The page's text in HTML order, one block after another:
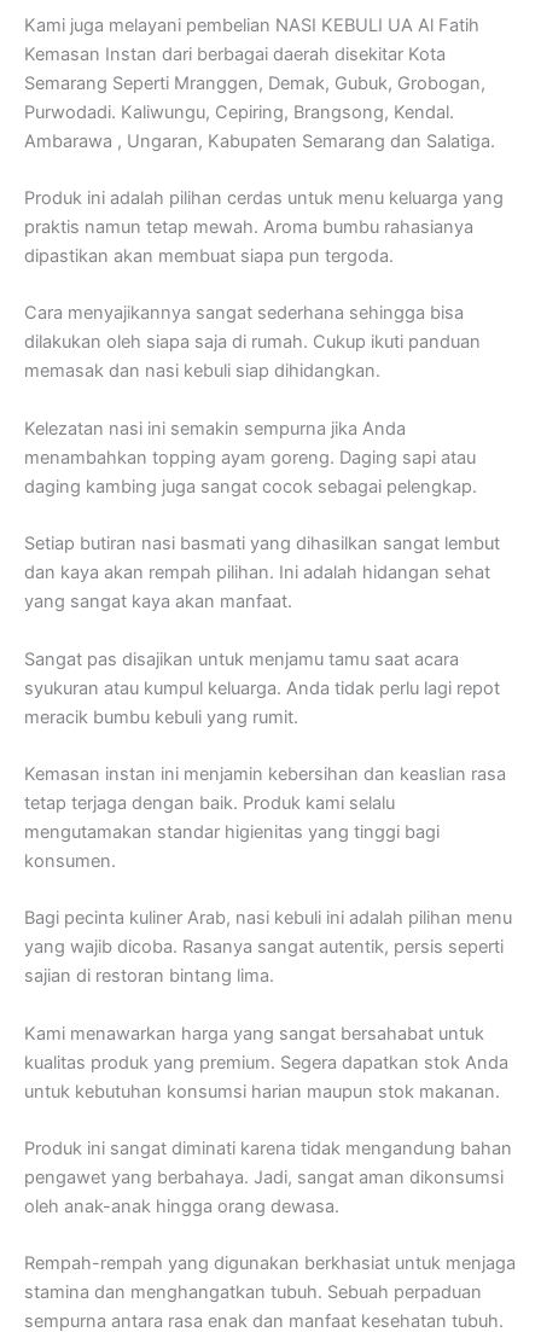
Kami juga melayani pembelian NASI KEBULI UA Al Fatih
Kemasan Instan dari berbagai daerah disekitar Kota
Semarang Seperti Mranggen, Demak, Gubuk, Grobogan,
Purwodadi. Kaliwungu, Cepiring, Brangsong, Kendal.
Ambarawa , Ungaran, Kabupaten Semarang dan Salatiga.
Produk ini adalah pilihan cerdas untuk menu keluarga yang
praktis namun tetap mewah. Aroma bumbu rahasianya
dipastikan akan membuat siapa pun tergoda.
Cara menyajikannya sangat sederhana sehingga bisa
dilakukan oleh siapa saja di rumah. Cukup ikuti panduan
memasak dan nasi kebuli siap dihidangkan.
Kelezatan nasi ini semakin sempurna jika Anda
menambahkan topping ayam goreng. Daging sapi atau
daging kambing juga sangat cocok sebagai pelengkap.
Setiap butiran nasi basmati yang dihasilkan sangat lembut
dan kaya akan rempah pilihan. Ini adalah hidangan sehat
yang sangat kaya akan manfaat.
Sangat pas disajikan untuk menjamu tamu saat acara
syukuran atau kumpul keluarga. Anda tidak perlu lagi repot
meracik bumbu kebuli yang rumit.
Kemasan instan ini menjamin kebersihan dan keaslian rasa
tetap terjaga dengan baik. Produk kami selalu
mengutamakan standar higienitas yang tinggi bagi
konsumen.
Bagi pecinta kuliner Arab, nasi kebuli ini adalah pilihan menu
yang wajib dicoba. Rasanya sangat autentik, persis seperti
sajian di restoran bintang lima.
Kami menawarkan harga yang sangat bersahabat untuk
kualitas produk yang premium. Segera dapatkan stok Anda
untuk kebutuhan konsumsi harian maupun stok makanan.
Produk ini sangat diminati karena tidak mengandung bahan
pengawet yang berbahaya. Jadi, sangat aman dikonsumsi
oleh anak-anak hingga orang dewasa.
Rempah-rempah yang digunakan berkhasiat untuk menjaga
stamina dan menghangatkan tubuh. Sebuah perpaduan
sempurna antara rasa enak dan manfaat kesehatan tubuh.